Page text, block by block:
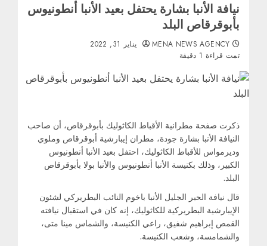
نيافة الأنبا بشارة يحتفل بعيد الأنبا أنطونيوس
بأبوقرقاص البلد
MENA NEWS AGENCY
يناير 31, 2022
تمت قراءة 1 دقيقة
ذكرت صفحة مطرانية الأقباط الكاثوليك بأبوقرقاص، أن صاحب
النيافة الأنبا بشارة جودة، مطران إيبارشية أبوقرقاص وملوي
وديرمواس للأقباط الكاثوليك، احتفل بعيد الأنبا أنطونيوس
الكبير، وذلك بكنيسة الأنبا أنطونيوس والأنبا بولا بأبوقرقاص
البلد.
قال نيافة الحبر الجليل الأنبا باخوم النائب البطريركي لشئون
الإيبارشية البطريركية للكاثوليك، إنه كان في استقبال نيافته
القمص إبراهيم شفيق، راعي الكنيسة، والشماس مينا متى،
والشمامسة، وشعب الكنيسة.